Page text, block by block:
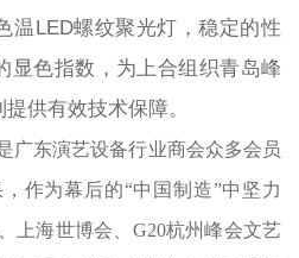
温LED螺纹聚光灯，稳定的性
显色指数，为上合组织青岛峰
供有效技术保障。
广东演艺设备行业商会众多会员
作为幕后的“中国制造”中坚力
上海世博会、G20杭州峰会文艺